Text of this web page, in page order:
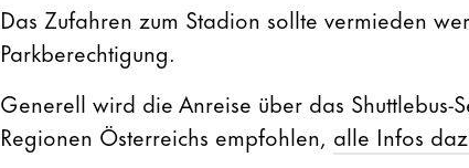
Das Zufahren zum Stadion sollte vermieden
Parkberechtigung.
Generell wird die Anreise über das Shuttlebus-
Regionen Österreichs empfohlen, alle Infos